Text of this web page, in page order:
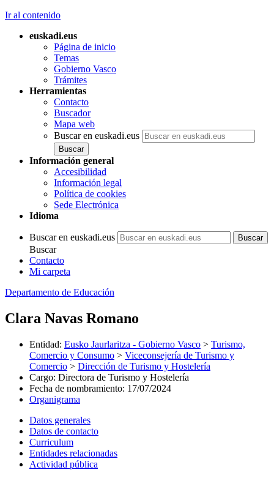
Ir al contenido
euskadi.eus
Página de inicio
Temas
Gobierno Vasco
Trámites
Herramientas
Contacto
Buscador
Mapa web
Buscar en euskadi.eus
Información general
Accesibilidad
Información legal
Política de cookies
Sede Electrónica
Idioma
Buscar en euskadi.eus
Buscar
Contacto
Mi carpeta
Departamento de Educación
Clara Navas Romano
Entidad: Eusko Jaurlaritza - Gobierno Vasco > Turismo,
Comercio y Consumo > Viceconsejería de Turismo y
Comercio > Dirección de Turismo y Hostelería
Cargo: Directora de Turismo y Hostelería
Fecha de nombramiento: 17/07/2024
Organigrama
Datos generales
Datos de contacto
Curriculum
Entidades relacionadas
Actividad pública